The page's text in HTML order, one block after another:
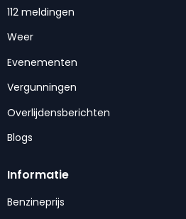
112 meldingen
Weer
Evenementen
Vergunningen
Overlijdensberichten
Blogs
Informatie
Benzineprijs